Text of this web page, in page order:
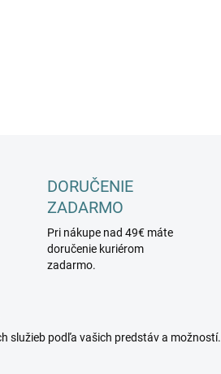
DORUČENIE
ZADARMO
Pri nákupe nad 49€ máte
doručenie kuriérom
zadarmo.
služieb podľa vašich predstáv a možností.